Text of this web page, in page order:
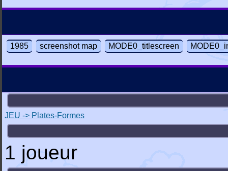
1985 screenshot map MODE0_titlescreen
JEU -> Plates-Formes
1 joueur